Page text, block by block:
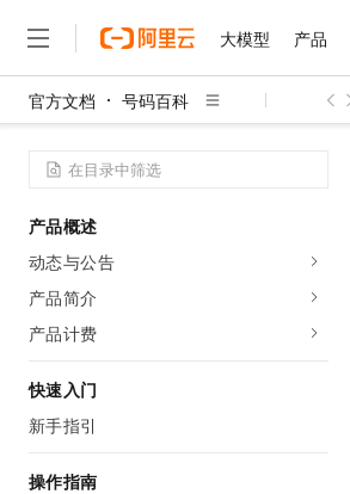
大模型 产品
官方文档 号码百科
产品概述
动态与公告
产品简介
产品计费
快速入门
新手指引
操作指南
大模型
产品
精选产品
容器
解决方案
精选解决方案
大数据
权益
定价
云市场
伙伴
服务
了解阿里云